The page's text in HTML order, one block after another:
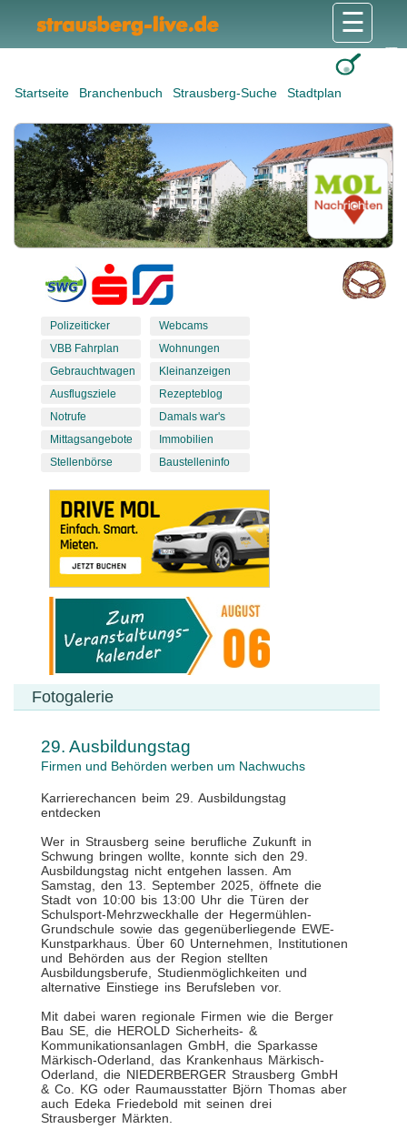
Startseite Branchenbuch Strausberg-Suche Stadtplan
☰
Polizeiticker
VBB Fahrplan
Gebrauchtwagen
Ausflugsziele
Notrufe
Mittagsangebote
Stellenbörse
Webcams
Wohnungen
Kleinanzeigen
Rezepteblog
Damals war's
Immobilien
Baustelleninfo
Fotogalerie
29. Ausbildungstag
Firmen und Behörden werben um Nachwuchs
Karrierechancen beim 29. Ausbildungstag
entdecken
Wer in Strausberg seine berufliche Zukunft in
Schwung bringen wollte, konnte sich den 29.
Ausbildungstag nicht entgehen lassen. Am
Samstag, den 13. September 2025, öffnete die
Stadt von 10:00 bis 13:00 Uhr die Türen der
Schulsport-Mehrzweckhalle der Hegermühlen-
Grundschule sowie das gegenüberliegende EWE-
Kunstparkhaus. Über 60 Unternehmen, Institutionen
und Behörden aus der Region stellten
Ausbildungsberufe, Studienmöglichkeiten und
alternative Einstiege ins Berufsleben vor.
Mit dabei waren regionale Firmen wie die Berger
Bau SE, die HEROLD Sicherheits- &
Kommunikationsanlagen GmbH, die Sparkasse
Märkisch-Oderland, das Krankenhaus Märkisch-
Oderland, die NIEDERBERGER Strausberg GmbH
& Co. KG oder Raumausstatter Björn Thomas aber
auch Edeka Friedebold mit seinen drei
Strausberger Märkten.